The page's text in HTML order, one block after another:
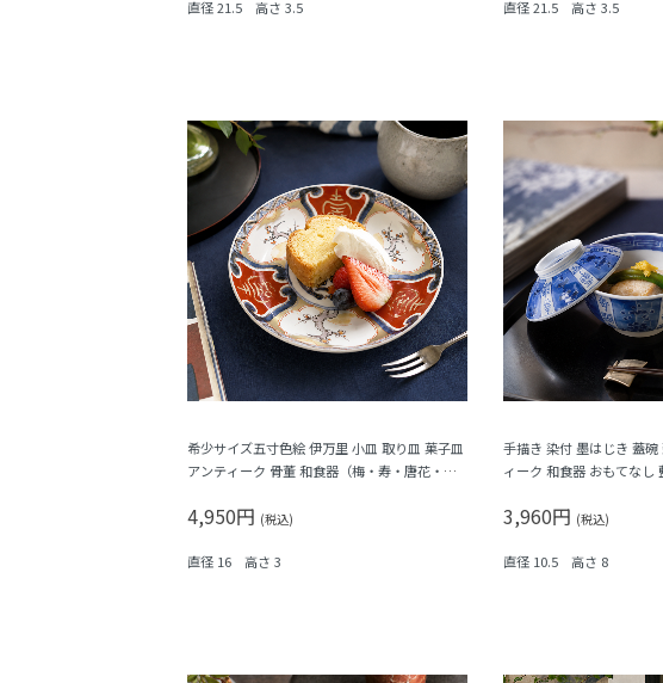
直径 21.5 高さ 3.5 直径 21.5 高さ 3.5
希少サイズ五寸色絵 伊万里 小皿 取り皿 菓子皿
アンティーク 骨董 和食器（梅・寿・唐花・
4,950円 (税込)
直径 16 高さ 3
手描き 染付 墨はじき 蓋
ィーク 和食器 おもてなし
3,960円 (税込)
直径 10.5 高さ 8